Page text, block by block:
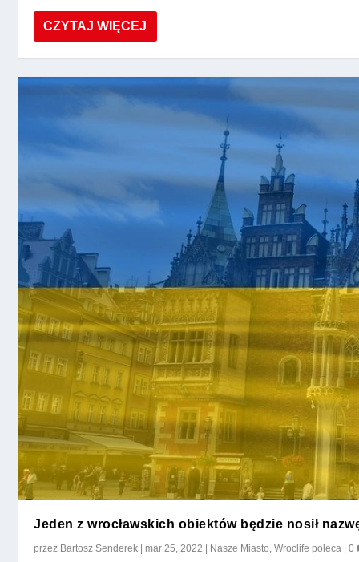
CZYTAJ WIĘCEJ
Jeden z wrocławskich obiektów będzie nosił
przez Bartosz Senderek |mar 25, 2022 | Nasze Miasto ,Wroclife poleca |0